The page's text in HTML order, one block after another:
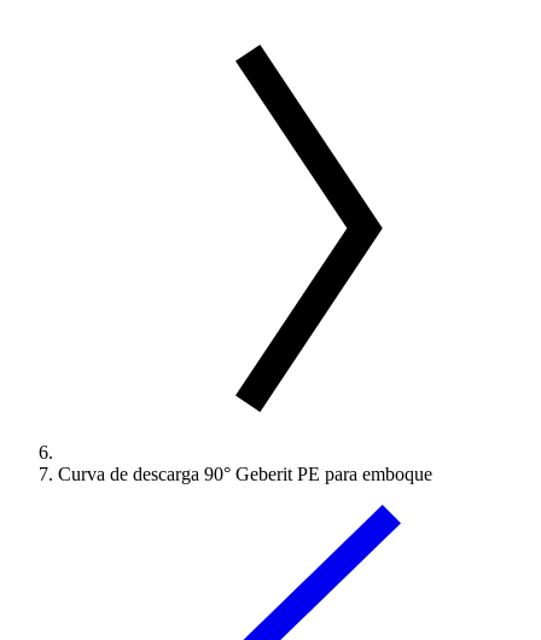
Curva de descarga 90° Geberit PE para emboque